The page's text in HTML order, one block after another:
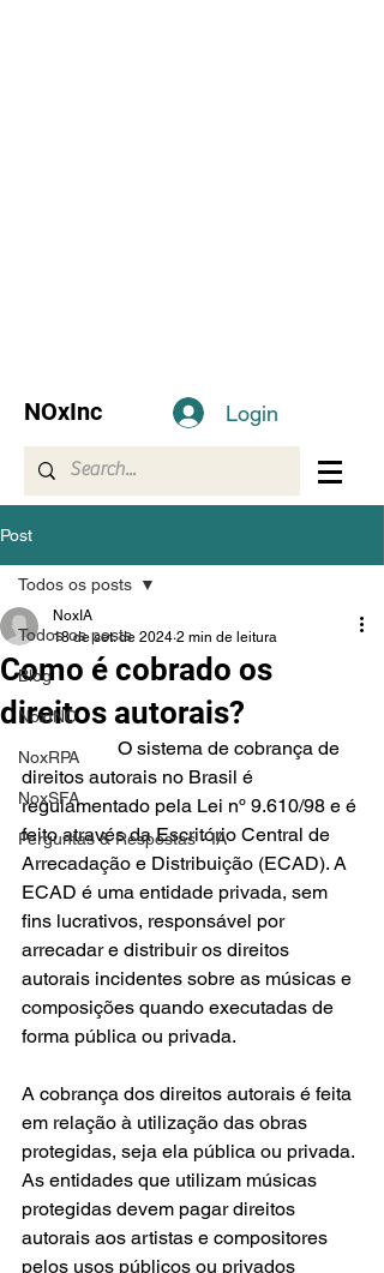
NOxInc Login
Post
Todos os posts
Blog
NoxINC
NoxRPA
NoxSFA
Perguntas & Respostas - IA
Todos os posts
Como é cobrado os
direitos autorais?
NoxIA
18 de set. de 2024 2 min de leitura
		O sistema de cobrança de
direitos autorais no Brasil é
regulamentado pela Lei nº 9.610/98 e é
feito através da Escritório Central de
Arrecadação e Distribuição (ECAD). A
ECAD é uma entidade privada, sem
fins lucrativos, responsável por
arrecadar e distribuir os direitos
autorais incidentes sobre as músicas e
composições quando executadas de
forma pública ou privada.
A cobrança dos direitos autorais é feita
em relação à utilização das obras
protegidas, seja ela pública ou privada.
As entidades que utilizam músicas
protegidas devem pagar direitos
autorais aos artistas e compositores
pelos usos públicos ou privados